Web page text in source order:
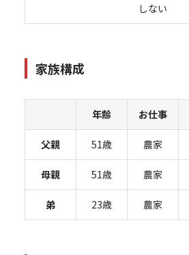
しない
家族構成
年齢 お仕事
父親 51歳 農家
母親 51歳 農家
弟 23歳 農家